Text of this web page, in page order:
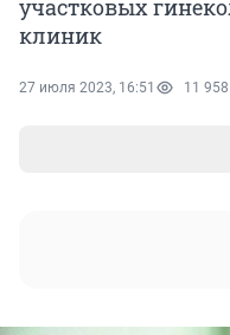
участковых
клиник
27 июля 2023, 16:51 11 958